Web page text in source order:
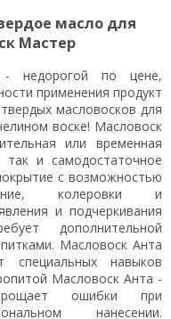
масло для
Мастер
по цене,
применения продукт
масловосков для
воске! Масловоск
или временная
и самодостаточное
с возможностью
колеровки и
и подчеркивания
дополнительной
Масловоск Анта
навыков
Масловоск Анта -
ошибки при
нанесении.